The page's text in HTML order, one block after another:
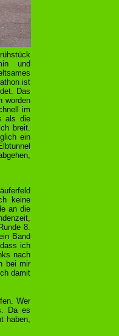
und
ist
Das
worden
im
als die
breit.
ein
keine
an die
8.
Band
ich
nach
bei mir
damit
Wer
Da es
haben,